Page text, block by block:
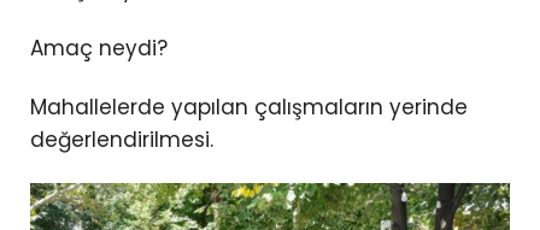
Amaç neydi?
Mahallelerde yapılan çalışmaların yerinde
değerlendirilmesi.